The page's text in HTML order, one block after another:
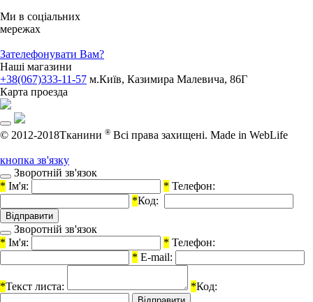
Ми в соціальних
мережах
Зателефонувати Вам?
Наші магазини
+38(067)333-11-57 м.Київ, Казимира Малевича, 86Г
Карта проезда
© 2012-2018Тканини ® Всі права захищені. Made in WebLife
кнопка зв'язку
Зворотній зв'язок
* Ім'я: * Телефон:
*Код:
Зворотній зв'язок
* Ім'я: * Телефон:
* E-mail:
*Текст листа: *Код: